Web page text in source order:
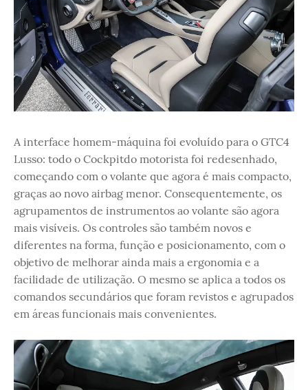
A interface homem-máquina foi evoluído para o GTC4
Lusso: todo o Cockpitdo motorista foi redesenhado,
começando com o volante que agora é mais compacto,
graças ao novo airbag menor. Consequentemente, os
agrupamentos de instrumentos ao volante são agora
mais visíveis. Os controles são também novos e
diferentes na forma, função e posicionamento, com o
objetivo de melhorar ainda mais a ergonomia e a
facilidade de utilização. O mesmo se aplica a todos os
comandos secundários que foram revistos e agrupados
em áreas funcionais mais convenientes.